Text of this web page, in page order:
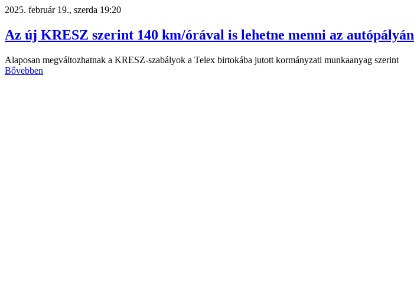
2025. február 19., szerda 19:20
Az új KRESZ szerint 140 km/órával is lehetne menni az autópályán
Alaposan megváltozhatnak a KRESZ-szabályok a Telex birtokába jutott kormányzati munkaanyag szerint
Bővebben